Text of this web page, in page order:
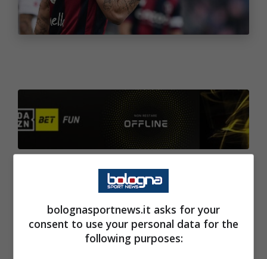
Era previsto per oggi alle 17 l’appuntamento
BFC StoredelloStadio Renato
Dall’Aracon la presenza di StefanPosch
MarkoArnautovic, tuttavia date le avverse
bolognasportnews.it asks for your
consent to use your personal data for the
following purposes: